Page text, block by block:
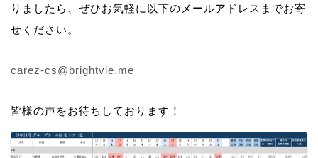
りましたら、ぜひお気軽に以下のメールアドレスまでお寄
せください。
carez-cs@brightvie.me
皆様の声をお待ちしております！